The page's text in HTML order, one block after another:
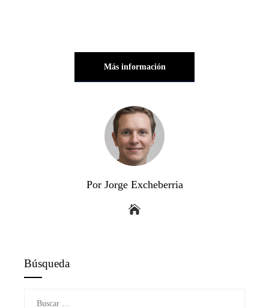
Más información
Por Jorge Excheberria
Búsqueda